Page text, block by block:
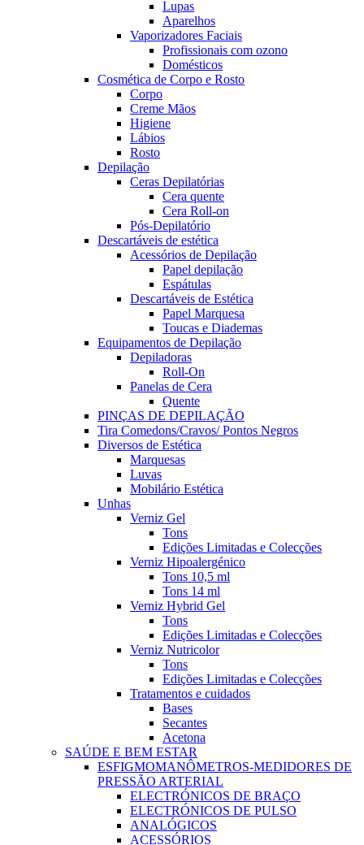
Lupas
Aparelhos
Vaporizadores Faciais
Profissionais com ozono
Domésticos
Cosmética de Corpo e Rosto
Corpo
Creme Mãos
Higiene
Lábios
Rosto
Depilação
Ceras Depilatórias
Cera quente
Cera Roll-on
Pós-Depilatório
Descartáveis de estética
Acessórios de Depilação
Papel depilação
Espátulas
Descartáveis de Estética
Papel Marquesa
Toucas e Diademas
Equipamentos de Depilação
Depiladoras
Roll-On
Panelas de Cera
Quente
PINÇAS DE DEPILAÇÃO
Tira Comedons/Cravos/ Pontos Negros
Diversos de Estética
Marquesas
Luvas
Mobilário Estética
Unhas
Verniz Gel
Tons
Edições Limitadas e Colecções
Verniz Hipoalergénico
Tons 10,5 ml
Tons 14 ml
Verniz Hybrid Gel
Tons
Edições Limitadas e Colecções
Verniz Nutricolor
Tons
Edições Limitadas e Colecções
Tratamentos e cuidados
Bases
Secantes
Acetona
SAÚDE E BEM ESTAR
ESFIGMOMANÔMETROS-MEDIDORES DE
PRESSÃO ARTERIAL
ELECTRÓNICOS DE BRAÇO
ELECTRÓNICOS DE PULSO
ANALÓGICOS
ACESSÓRIOS